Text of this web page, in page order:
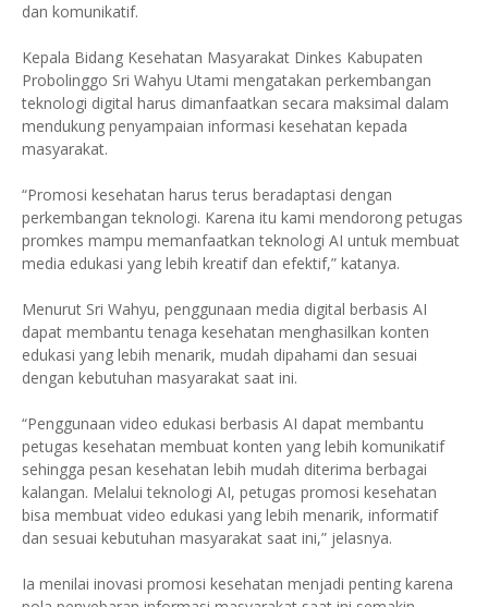
dan komunikatif.
Kepala Bidang Kesehatan Masyarakat Dinkes Kabupaten
Probolinggo Sri Wahyu Utami mengatakan perkembangan
teknologi digital harus dimanfaatkan secara maksimal dalam
mendukung penyampaian informasi kesehatan kepada
masyarakat.
“Promosi kesehatan harus terus beradaptasi dengan
perkembangan teknologi. Karena itu kami mendorong petugas
promkes mampu memanfaatkan teknologi AI untuk membuat
media edukasi yang lebih kreatif dan efektif,” katanya.
Menurut Sri Wahyu, penggunaan media digital berbasis AI
dapat membantu tenaga kesehatan menghasilkan konten
edukasi yang lebih menarik, mudah dipahami dan sesuai
dengan kebutuhan masyarakat saat ini.
“Penggunaan video edukasi berbasis AI dapat membantu
petugas kesehatan membuat konten yang lebih komunikatif
sehingga pesan kesehatan lebih mudah diterima berbagai
kalangan. Melalui teknologi AI, petugas promosi kesehatan
bisa membuat video edukasi yang lebih menarik, informatif
dan sesuai kebutuhan masyarakat saat ini,” jelasnya.
Ia menilai inovasi promosi kesehatan menjadi penting karena